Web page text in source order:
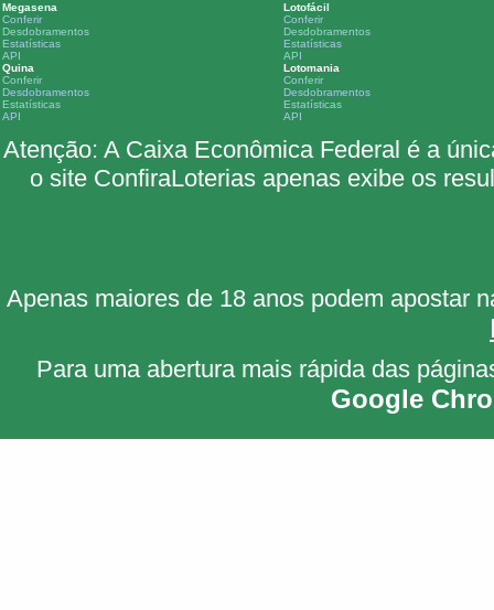
Megasena
Conferir
Desdobramentos
Estatísticas
API
Quina
Conferir
Desdobramentos
Estatísticas
API
Lotofácil
Conferir
Desdobramentos
Estatísticas
API
Lotomania
Conferir
Desdobramentos
Estatísticas
API
Atenção: A Caixa Econômica Federal é a
o site ConfiraLoterias apenas exibe os
Apenas maiores de 18 anos podem apostar
Para uma abertura mais rápida das
Google